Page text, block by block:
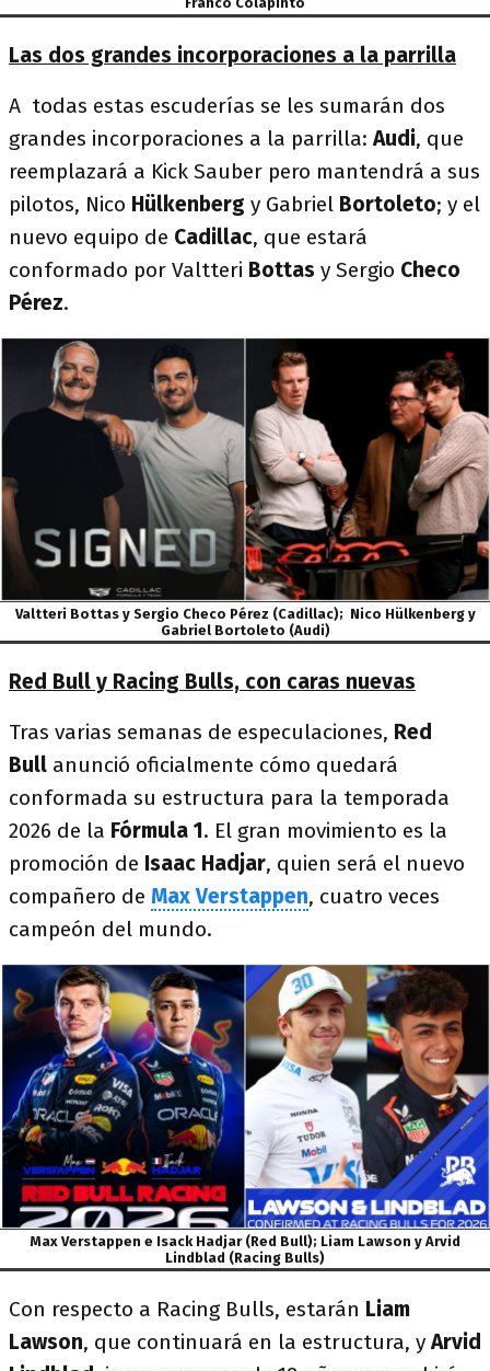
Las dos grandes incorporaciones a la parrilla
A todas estas escuderías se les sumarán dos
grandes incorporaciones a la parrilla:Audi, que
reemplazará a Kick Sauber pero mantendrá a sus
pilotos, Nico Hülkenberg y Gabriel Bortoleto; y el
nuevo equipo de Cadillac, que estará
conformado por Valtteri Bottas y Sergio Checo
Pérez.
Valtteri Bottas y Sergio Checo Pérez (Cadillac); Nico Hülkenberg y
Gabriel Bortoleto (Audi)
Red Bull y Racing Bulls, con caras nuevas
Tras varias semanas de especulaciones, Red
Bull anunció oficialmente cómo quedará
conformada su estructura para la temporada
2026 de la Fórmula 1. El gran movimiento es la
promoción de Isaac Hadjar, quien será el nuevo
compañero de Max Verstappen, cuatro veces
campeón del mundo.
Max Verstappen e Isack Hadjar (Red Bull); Liam Lawson y Arvid
Lindblad (Racing Bulls)
Con respecto a Racing Bulls, estarán Liam
Lawson, que continuará en la estructura, yArvid